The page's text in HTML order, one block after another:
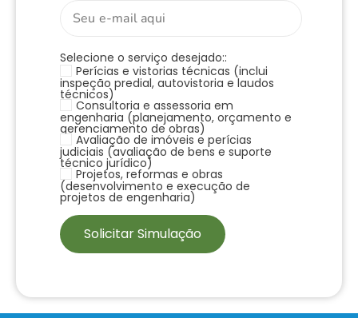
Selecione o serviço desejado::
Perícias e vistorias técnicas (inclui
inspeção predial, autovistoria e laudos
técnicos)
Consultoria e assessoria em
engenharia (planejamento, orçamento e
gerenciamento de obras)
Avaliação de imóveis e perícias
judiciais (avaliação de bens e suporte
técnico jurídico)
Projetos, reformas e obras
(desenvolvimento e execução de
projetos de engenharia)